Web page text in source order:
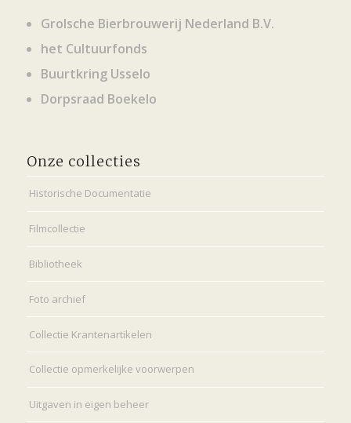
Grolsche Bierbrouwerij Nederland B.V.
het Cultuurfonds
Buurtkring Usselo
Dorpsraad Boekelo
Onze collecties
Historische Documentatie
Filmcollectie
Bibliotheek
Foto archief
Collectie Krantenartikelen
Collectie opmerkelijke voorwerpen
Uitgaven in eigen beheer